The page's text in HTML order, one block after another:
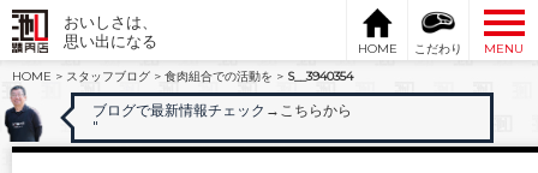
おいしさは、
思い出になる
HOME こだわり
MENU
HOME > スタッフブログ > 食肉組合での活動を > S__3940354
ブログで最新情報チェック →こちらから
"